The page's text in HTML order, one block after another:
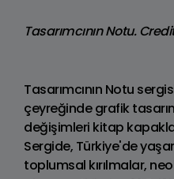
Tasarımcının Notu.
Tasarımcının Notu
çeyreğinde grafik
değişimleri kitap
Sergide, Türkiye'de
toplumsal kırılmalar,